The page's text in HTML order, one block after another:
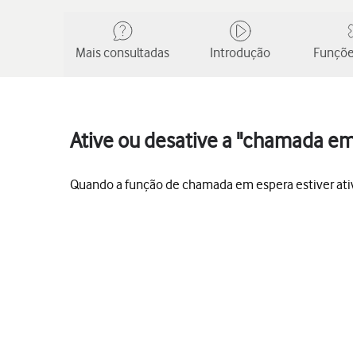
Mais consultadas Introdução
Ative ou desative a "chamada
Quando a função de chamada em espera estiver